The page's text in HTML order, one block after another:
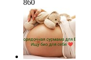
860